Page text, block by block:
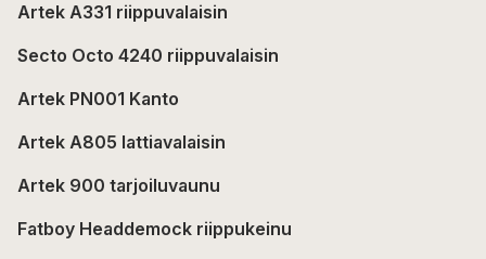
Artek A331 riippuvalaisin
Secto Octo 4240 riippuvalaisin
Artek PN001 Kanto
Artek A805 lattiavalaisin
Artek 900 tarjoiluvaunu
Fatboy Headdemock riippukeinu